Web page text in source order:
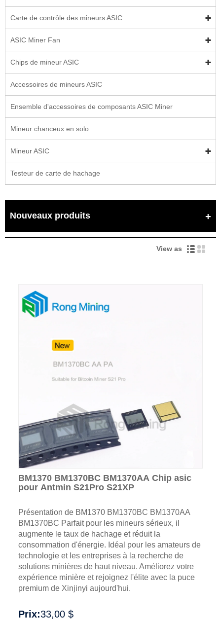
Carte de contrôle des mineurs ASIC
ASIC Miner Fan
Chips de mineur ASIC
Accessoires de mineurs ASIC
Ensemble d'accessoires de composants ASIC Miner
Mineur chanceux en solo
Mineur ASIC
Testeur de carte de hachage
Nouveaux produits
View as
BM1370 BM1370BC BM1370AA Chip asic
pour Antmin S21Pro S21XP
Présentation de BM1370 BM1370BC BM1370AA
BM1370BC Parfait pour les mineurs sérieux, il
augmente le taux de hachage et réduit la
consommation d'énergie. Idéal pour les amateurs de
technologie et les entreprises à la recherche de
solutions minières de haut niveau. Améliorez votre
expérience minière et rejoignez l'élite avec la puce
premium de Xinjinyi aujourd'hui.
Prix:33,00 $